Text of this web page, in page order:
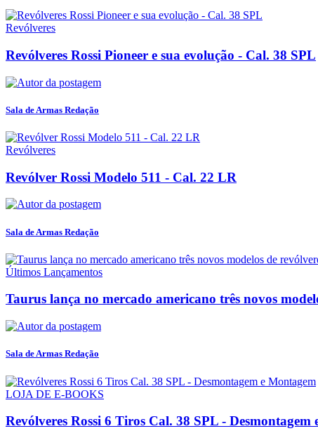
Revólveres
Revólveres Rossi Pioneer e sua evolução - Cal. 38 SPL
Sala de Armas Redação
Revólveres
Revólver Rossi Modelo 511 - Cal. 22 LR
Sala de Armas Redação
Últimos Lançamentos
Taurus lança no mercado americano três novos
Sala de Armas Redação
LOJA DE E-BOOKS
Revólveres Rossi 6 Tiros Cal. 38 SPL - Desmontagem